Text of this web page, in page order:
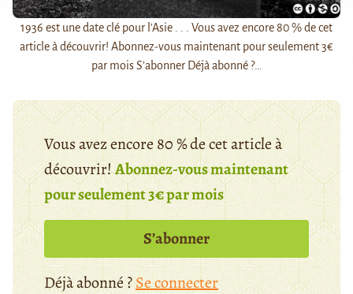
1936 est une date clé pour l'Asie . . . Vous avez encore 80 % de cet
article à découvrir! Abonnez-vous maintenant pour seulement 3€
par mois S’abonner Déjà abonné ?…
Vous avez encore 80 % de cet article à
découvrir!Abonnez-vous maintenant
pour seulement 3€ par mois
S’abonner
Déjà abonné ?Se connecter